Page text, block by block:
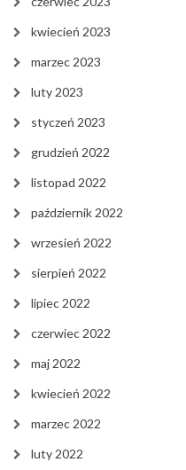
kwiecień 2023
marzec 2023
luty 2023
styczeń 2023
grudzień 2022
listopad 2022
październik 2022
wrzesień 2022
sierpień 2022
lipiec 2022
czerwiec 2022
maj 2022
kwiecień 2022
marzec 2022
luty 2022